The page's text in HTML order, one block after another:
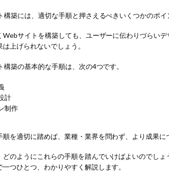
構築には、適切な手順と押さえるべきいくつかのポイ
Webサイトを構築しても、ユーザーに伝わりづらい
上げられないでしょう。
構築の基本的な手順は、次の4つです。
計
制作
順を適切に踏めば、業種・業界を問わず、より成果
どのようにこれらの手順を踏んでいけばよいのでしょ
一つひとつ、わかりやすく解説します。